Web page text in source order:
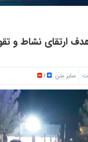
ارتقای نشاط و
سایز متن /